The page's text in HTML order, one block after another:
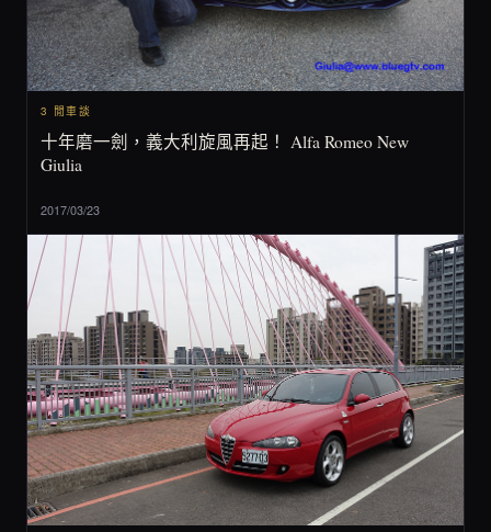
3 閒車談
十年磨一劍，義大利旋風再起！ Alfa Romeo New
Giulia
2017/03/23